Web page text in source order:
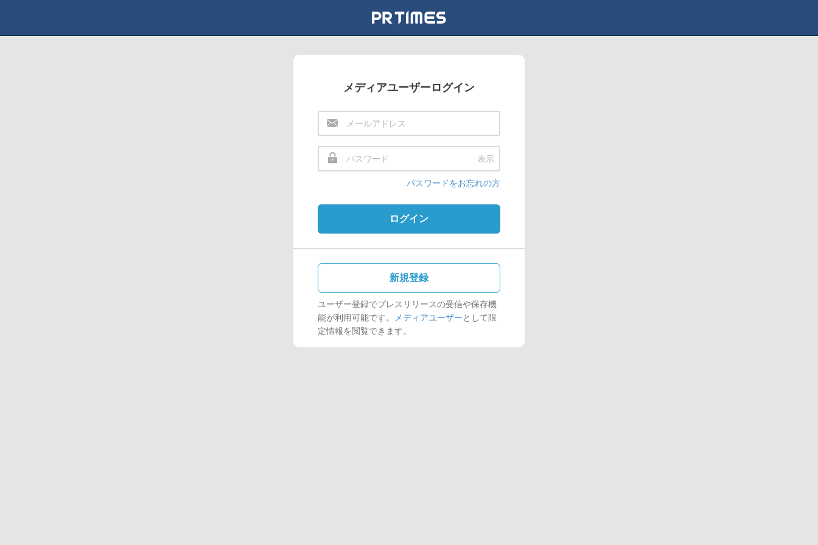
メディアユーザーログイン
表示
パスワードをお忘れの方
ログイン
新規登録
ユーザー登録でプレスリリースの受信や保存機
能が利用可能です。
メディアユーザーとして限
定情報を閲覧できます。